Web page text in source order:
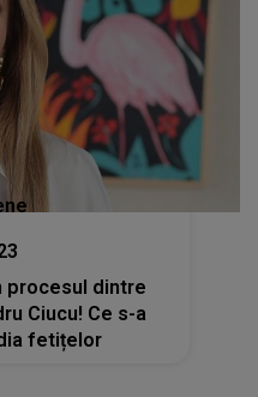
procesul dintre
Ciucu! Ce s-a
fetițelor